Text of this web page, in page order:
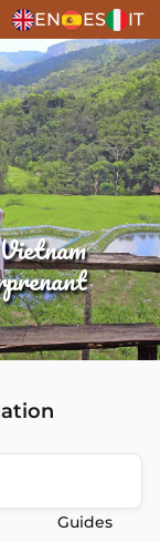
EN ES IT
Guides